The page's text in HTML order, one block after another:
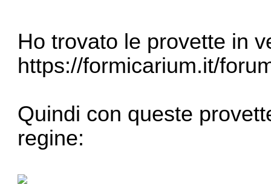
Ho trovato le provette in
https://formicarium.it/
Quindi con queste
regine: